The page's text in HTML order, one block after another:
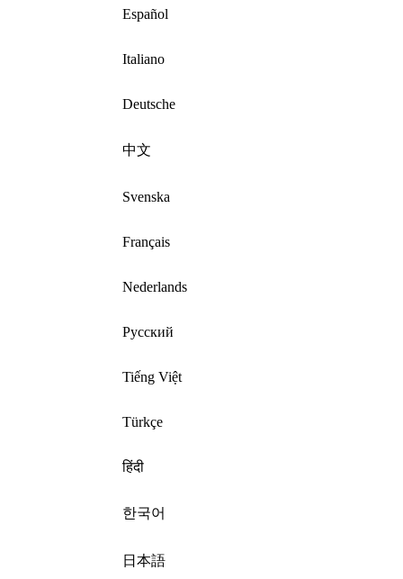
Español
Italiano
Deutsche
中文
Svenska
Français
Nederlands
Русский
Tiếng Việt
Türkçe
हिंदी
한국어
日本語